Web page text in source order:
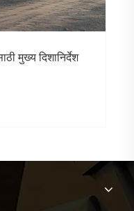
मुख्य दिशानिर्देश